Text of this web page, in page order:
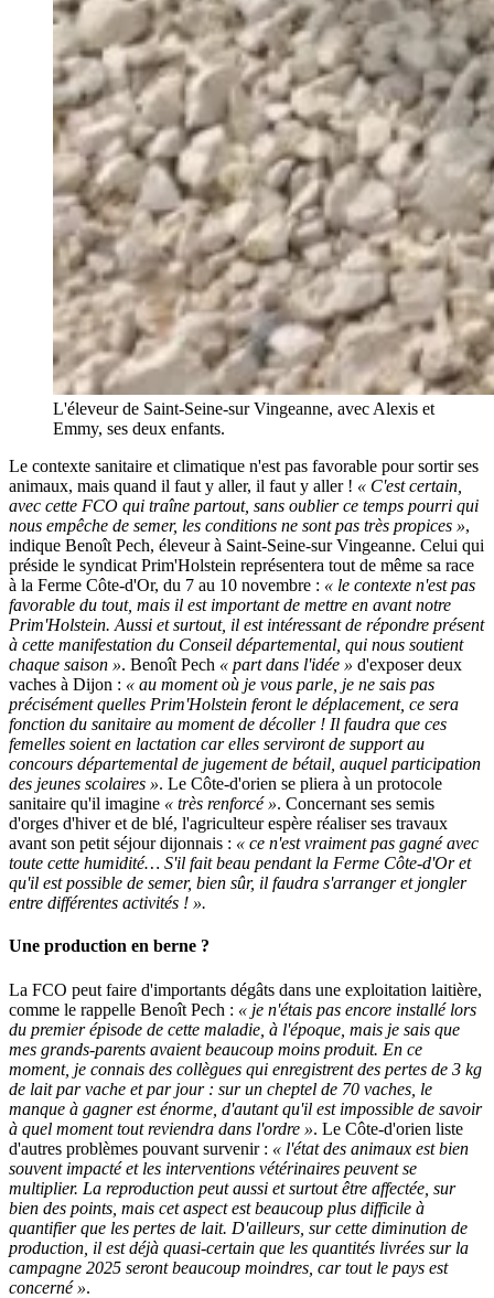
L'éleveur de Saint-Seine-sur Vingeanne, avec Alexis et
Emmy, ses deux enfants.
Le contexte sanitaire et climatique n'est pas favorable pour sortir ses
animaux, mais quand il faut y aller, il faut y aller ! « C'est certain,
avec cette FCO qui traîne partout, sans oublier ce temps pourri qui
nous empêche de semer, les conditions ne sont pas très propices »,
indique Benoît Pech, éleveur à Saint-Seine-sur Vingeanne. Celui qui
préside le syndicat Prim'Holstein représentera tout de même sa race
à la Ferme Côte-d'Or, du 7 au 10 novembre : « le contexte n'est pas
favorable du tout, mais il est important de mettre en avant notre
Prim'Holstein. Aussi et surtout, il est intéressant de répondre présent
à cette manifestation du Conseil départemental, qui nous soutient
chaque saison ». Benoît Pech « part dans l'idée » d'exposer deux
vaches à Dijon : « au moment où je vous parle, je ne sais pas
précisément quelles Prim'Holstein feront le déplacement, ce sera
fonction du sanitaire au moment de décoller ! Il faudra que ces
femelles soient en lactation car elles serviront de support au
concours départemental de jugement de bétail, auquel participation
des jeunes scolaires ». Le Côte-d'orien se pliera à un protocole
sanitaire qu'il imagine « très renforcé ». Concernant ses semis
d'orges d'hiver et de blé, l'agriculteur espère réaliser ses travaux
avant son petit séjour dijonnais : « ce n'est vraiment pas gagné avec
toute cette humidité… S'il fait beau pendant la Ferme Côte-d'Or et
qu'il est possible de semer, bien sûr, il faudra s'arranger et jongler
entre différentes activités ! ».
Une production en berne ?
La FCO peut faire d'importants dégâts dans une exploitation laitière,
comme le rappelle Benoît Pech : « je n'étais pas encore installé lors
du premier épisode de cette maladie, à l'époque, mais je sais que
mes grands-parents avaient beaucoup moins produit. En ce
moment, je connais des collègues qui enregistrent des pertes de 3 kg
de lait par vache et par jour : sur un cheptel de 70 vaches, le
manque à gagner est énorme, d'autant qu'il est impossible de savoir
à quel moment tout reviendra dans l'ordre ». Le Côte-d'orien liste
d'autres problèmes pouvant survenir : « l'état des animaux est bien
souvent impacté et les interventions vétérinaires peuvent se
multiplier. La reproduction peut aussi et surtout être affectée, sur
bien des points, mais cet aspect est beaucoup plus difficile à
quantifier que les pertes de lait. D'ailleurs, sur cette diminution de
production, il est déjà quasi-certain que les quantités livrées sur la
campagne 2025 seront beaucoup moindres, car tout le pays est
concerné ».